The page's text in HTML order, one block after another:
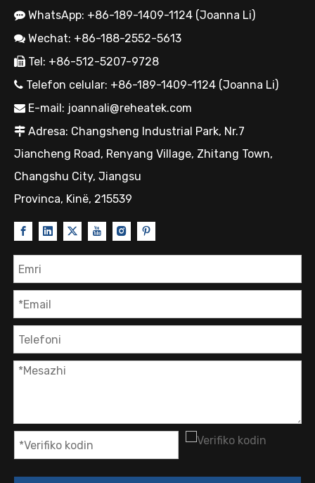
 WhatsApp: +86-189-1409-1124 (Joanna Li)
 Wechat: +86-188-2552-5613
 Tel: +86-512-5207-9728
 Telefon celular: +86-189-1409-1124 (Joanna Li)
 E-mail: joannali@reheatek.com
 Adresa: Changsheng Industrial Park, Nr.7
Jiancheng Road, Renyang Village, Zhitang Town,
Changshu City, Jiangsu
Provinca, Kinë, 215539